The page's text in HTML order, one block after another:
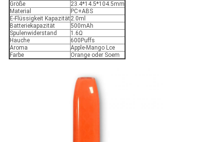
Größe
23.4*14.5*104.5mm
Material
PC+ABS
E-Flüssigkeit Kapazität2.0ml
Batteriekapazität
500mAh
Spulenwiderstand
1.6Ω
Hauche
600Puffs
Aroma
Apple-Mango Lce
Farbe
Orange oder Soem